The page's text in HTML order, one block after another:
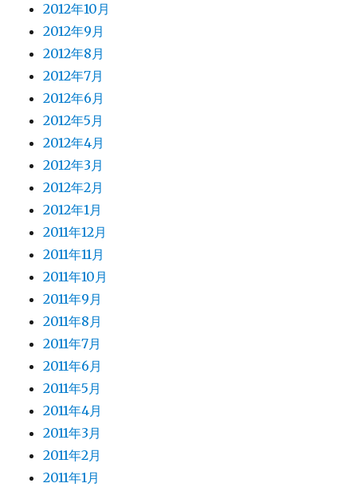
2012年10月
2012年9月
2012年8月
2012年7月
2012年6月
2012年5月
2012年4月
2012年3月
2012年2月
2012年1月
2011年12月
2011年11月
2011年10月
2011年9月
2011年8月
2011年7月
2011年6月
2011年5月
2011年4月
2011年3月
2011年2月
2011年1月